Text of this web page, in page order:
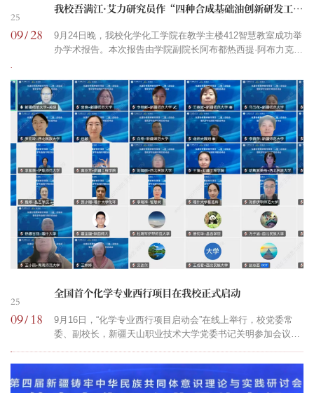
25
09/28
我校吾满江·艾力研究员作“四种合成基础油创新研发工作介绍”学术报告
9月24日晚，我校化学化工学院在教学主楼412智慧教室成功举
办学术报告。本次报告由学院副院长阿布都热西提·阿布力克木
交流。吾满江·艾力研究员作学术报告吾满江·艾力研究员在报
告中系统梳理了基础油的五大分类（I-V类），指出我国高品质
润滑油发展长期受制于C10烯烃进口与茂金属催化剂技术壁
垒。同时，他提到克拉玛依地区虽富含环烷基矿物油，具备资
源充足的优势，但也存在粘度指数低、...
25
09/ 18
全国首个化学专业西行项目在我校正式启动
9月16日，“化学专业西行项目启动会”在线上举行，校党委常
委、副校长，新疆天山职业技术大学党委书记关明参加会议，
等疆内外10所高校的化学学科专家、骨干教师及智慧树网相关
人员40余人参会。会议现场会上，智慧树网副总裁王健代表东
西部高校课程共享联盟西行办对专业西行的背景意义作了说